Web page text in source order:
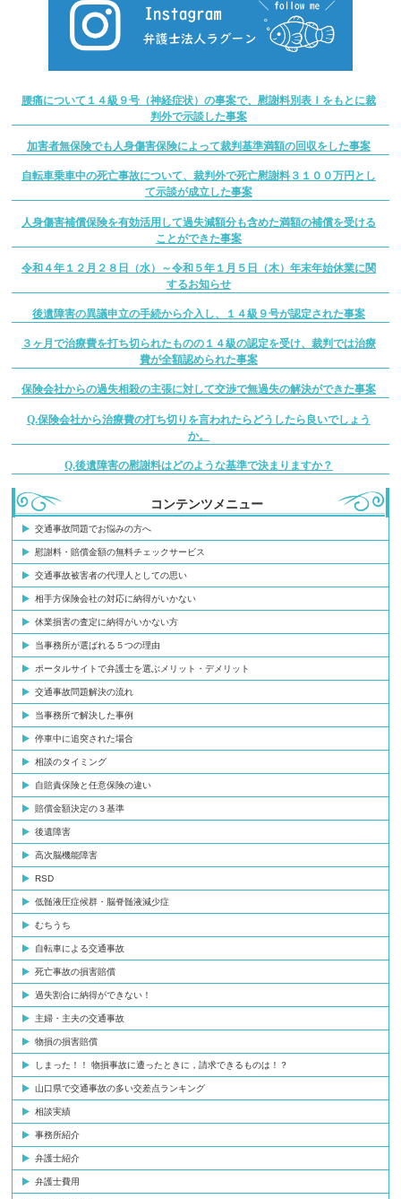
腰痛について１４級９号（神経症状）の事案で、慰謝料別表Ⅰをもとに裁
判外で示談した事案
加害者無保険でも人身傷害保険によって裁判基準満額の回収をした事案
自転車乗車中の死亡事故について、裁判外で死亡慰謝料３１００万円とし
て示談が成立した事案
人身傷害補償保険を有効活用して過失減額分も含めた満額の補償を受ける
ことができた事案
令和４年１２月２８日（水）～令和５年１月５日（木）年末年始休業に関
するお知らせ
後遺障害の異議申立の手続から介入し、１４級９号が認定された事案
３ヶ月で治療費を打ち切られたものの１４級の認定を受け、裁判では治療
費が全額認められた事案
保険会社からの過失相殺の主張に対して交渉で無過失の解決ができた事案
Q.保険会社から治療費の打ち切りを言われたらどうしたら良いでしょう
か。
Q.後遺障害の慰謝料はどのような基準で決まりますか？
コンテンツメニュー
交通事故問題でお悩みの方へ
慰謝料・賠償金額の無料チェックサービス
交通事故被害者の代理人としての思い
相手方保険会社の対応に納得がいかない
休業損害の査定に納得がいかない方
当事務所が選ばれる５つの理由
ポータルサイトで弁護士を選ぶメリット・デメリット
交通事故問題解決の流れ
当事務所で解決した事例
停車中に追突された場合
相談のタイミング
自賠責保険と任意保険の違い
賠償金額決定の３基準
後遺障害
高次脳機能障害
RSD
低髄液圧症候群・脳脊髄液減少症
むちうち
自転車による交通事故
死亡事故の損害賠償
過失割合に納得ができない！
主婦・主夫の交通事故
物損の損害賠償
しまった！！ 物損事故に遭ったときに，請求できるものは！？
山口県で交通事故の多い交差点ランキング
相談実績
事務所紹介
弁護士紹介
弁護士費用